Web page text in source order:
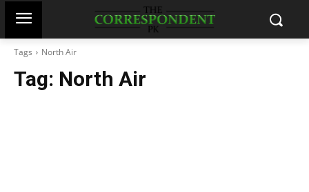
Tags North Air
Tag: North Air